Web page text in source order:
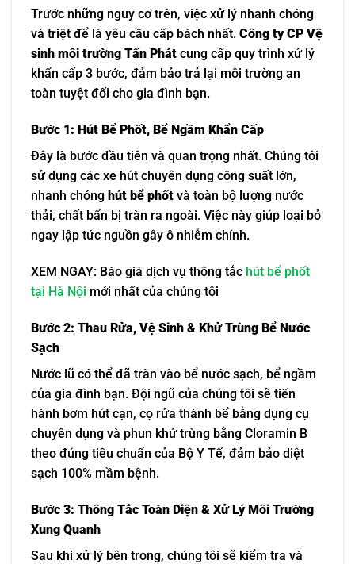
Trước những nguy cơ trên, việc xử lý nhanh chóng
và triệt để là yêu cầu cấp bách nhất. Công ty CP Vệ
sinh môi trường Tấn Phát cung cấp quy trình xử lý
khẩn cấp 3 bước, đảm bảo trả lại môi trường an
toàn tuyệt đối cho gia đình bạn.
Bước 1: Hút Bể Phốt, Bể Ngầm Khẩn Cấp
Đây là bước đầu tiên và quan trọng nhất. Chúng tôi
sử dụng các xe hút chuyên dụng công suất lớn,
nhanh chóng hút bể phốt và toàn bộ lượng nước
thải, chất bẩn bị tràn ra ngoài. Việc này giúp loại bỏ
ngay lập tức nguồn gây ô nhiễm chính.
XEM NGAY: Báo giá dịch vụ thông tắc hút bể phốt
tại Hà Nội mới nhất của chúng tôi
Bước 2: Thau Rửa, Vệ Sinh & Khử Trùng Bể Nước
Sạch
Nước lũ có thể đã tràn vào bể nước sạch, bể ngầm
của gia đình bạn. Đội ngũ của chúng tôi sẽ tiến
hành bơm hút cạn, cọ rửa thành bể bằng dụng cụ
chuyên dụng và phun khử trùng bằng Cloramin B
theo đúng tiêu chuẩn của Bộ Y Tế, đảm bảo diệt
sạch 100% mầm bệnh.
Bước 3: Thông Tắc Toàn Diện & Xử Lý Môi Trường
Xung Quanh
Sau khi xử lý bên trong, chúng tôi sẽ kiểm tra và